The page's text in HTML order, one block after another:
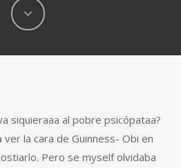
siquieraaa al pobre psicópataa?
la cara de Guinness- Obi en
Pero se myself olvidaba